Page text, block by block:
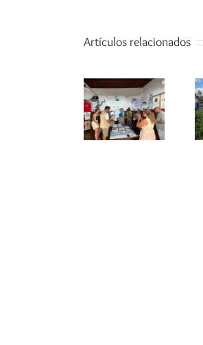
Artículos relacionados